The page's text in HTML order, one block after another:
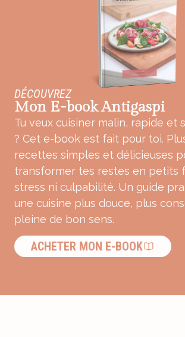
DÉCOUVREZ
Mon E-book Antigaspi
Tu veux cuisiner malin, rapide et
? Cet e-book est fait pour toi.
recettes simples et délicieuses
transformer tes restes en petits
stress ni culpabilité. Un guide
une cuisine plus douce, plus
pleine de bon sens.
ACHETER MON E-BOOK